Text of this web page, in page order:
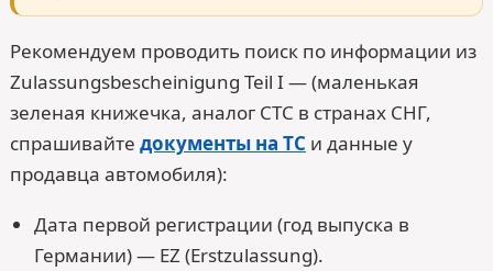
Рекомендуем проводить поиск по информации из
Zulassungsbescheinigung Teil I — (маленькая
зеленая книжечка, аналог СТС в странах СНГ,
спрашивайте документы на ТС и данные у
продавца автомобиля):
Дата первой регистрации (год выпуска в
Германии) — EZ (Erstzulassung).